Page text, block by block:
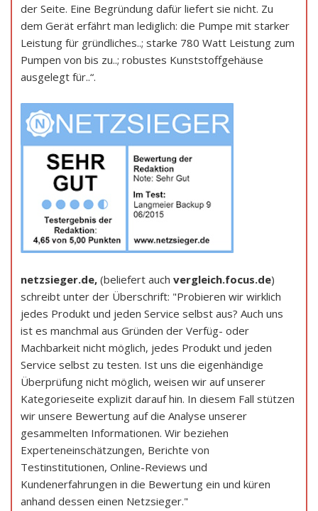
der Seite. Eine Begründung dafür liefert sie nicht. Zu
dem Gerät erfährt man lediglich: die Pumpe mit starker
Leistung für gründliches..; starke 780 Watt Leistung zum
Pumpen von bis zu..; robustes Kunststoffgehäuse
ausgelegt für..“.
netzsieger.de, (beliefert auch vergleich.focus.de)
schreibt unter der Überschrift: "Probieren wir wirklich
jedes Produkt und jeden Service selbst aus? Auch uns
ist es manchmal aus Gründen der Verfüg- oder
Machbarkeit nicht möglich, jedes Produkt und jeden
Service selbst zu testen. Ist uns die eigenhändige
Überprüfung nicht möglich, weisen wir auf unserer
Kategorieseite explizit darauf hin. In diesem Fall stützen
wir unsere Bewertung auf die Analyse unserer
gesammelten Informationen. Wir beziehen
Experteneinschätzungen, Berichte von
Testinstitutionen, Online-Reviews und
Kundenerfahrungen in die Bewertung ein und küren
anhand dessen einen Netzsieger."